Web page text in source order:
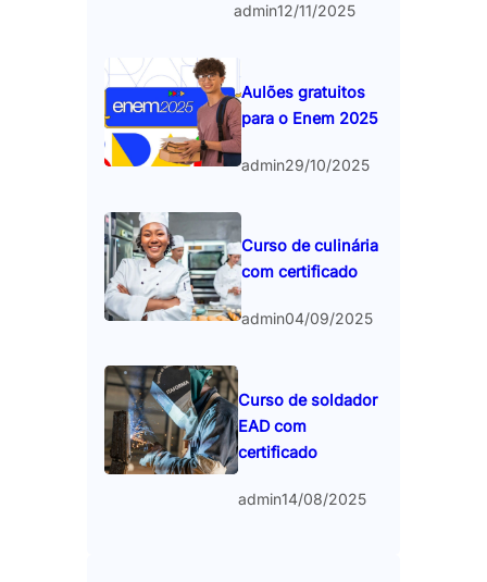
admin12/11/2025
Aulões gratuitos
para o Enem 2025
admin29/10/2025
Curso de culinária
com certificado
admin04/09/2025
Curso de soldador
EAD com
certificado
admin14/08/2025